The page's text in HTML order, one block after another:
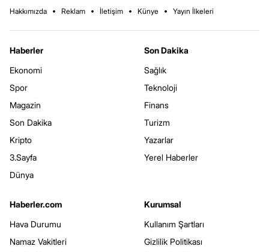
Hakkımızda Reklam İletişim Künye Yayın İlkeleri
Haberler
Ekonomi
Spor
Magazin
Son Dakika
Kripto
3.Sayfa
Dünya
Son Dakika
Sağlık
Teknoloji
Finans
Turizm
Yazarlar
Yerel Haberler
Haberler.com
Hava Durumu
Namaz Vakitleri
Kurumsal
Kullanım Şartları
Gizlilik Politikası